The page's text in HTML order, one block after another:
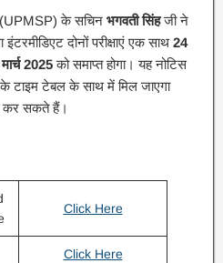
(UPMSP) के सचिन भगवती सिंहजी ने
दोनों परीक्षाएं एक साथ 24
2025को समाप्त होगा। यह नोटिस
टाइम टेबल के साथ में मिल जाएगा
कर सकते हैं।
Click Here
Click Here